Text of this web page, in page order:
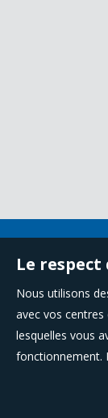
Le
Nous utilisons
avec vos
lesquelles vous
fonctionnement.